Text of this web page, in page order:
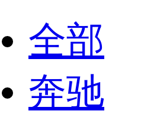
全部
奔驰